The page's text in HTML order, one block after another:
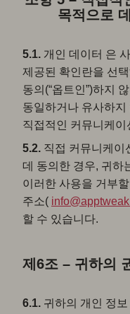
목적으로
5.1. 개인 데이터 은
제공된 확인란을 선
동의(“옵트인”)하지
동일하거나 유사하
직접적인 커뮤니케
5.2. 직접 커뮤니케이
데 동의한 경우, 귀하
이러한 사용을 거부
주소(
할 수 있습니다.
제6조 – 귀하의
6.1. 귀하의 개인 정